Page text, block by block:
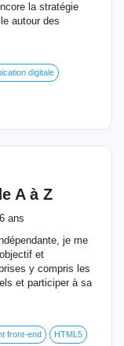
la stratégie
autour des
digitale
A à Z
ans
je me
et
y compris les
et participer à sa
front-end HTML5